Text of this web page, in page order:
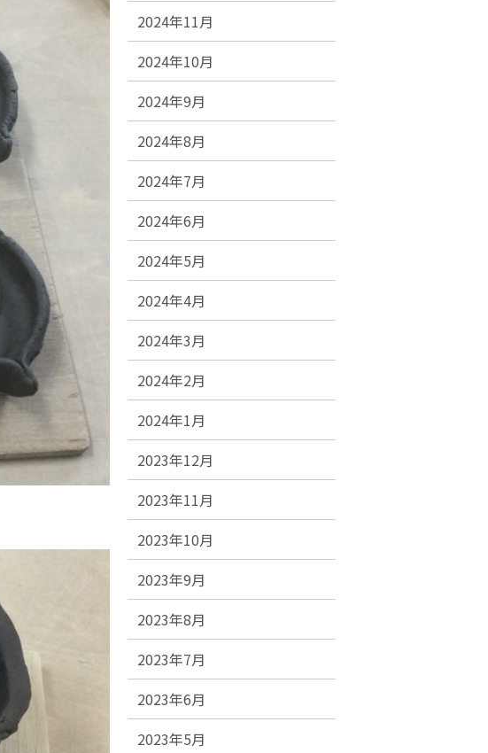
2024年11月
2024年10月
2024年9月
2024年8月
2024年7月
2024年6月
2024年5月
2024年4月
2024年3月
2024年2月
2024年1月
2023年12月
2023年11月
2023年10月
2023年9月
2023年8月
2023年7月
2023年6月
2023年5月